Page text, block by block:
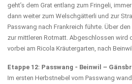
geht’s dem Grat entlang zum Fringeli,
dann weiter zum Welschgätterli und zur
Passwang nach Frankreich führte. Über
zur mittleren Rotmatt. Abgeschlossen wird
vorbei am Ricola Kräutergarten, nach Beinwil.
Etappe 12: Passwang - Beinwil –
Im ersten Herbstnebel vom Passwang